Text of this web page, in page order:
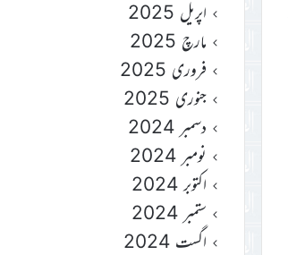
اپریل 2025
مارچ 2025
فروری 2025
جنوری 2025
دسمبر 2024
نومبر 2024
اکتوبر 2024
ستمبر 2024
اگست 2024